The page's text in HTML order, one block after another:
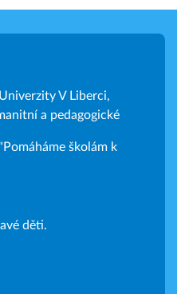
V Liberci,
a pedagogické
školám k
děti.